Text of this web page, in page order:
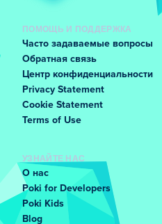
ПОМОЩЬ И ПОДДЕРЖКА
Часто задаваемые вопросы
Обратная связь
Центр конфиденциальности
Privacy Statement
Cookie Statement
Terms of Use
УЗНАЙТЕ НАС
О нас
Poki for Developers
Poki Kids
Blog